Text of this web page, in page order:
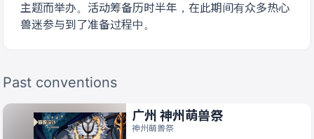
主题而举办。活动筹备历时半年，在此期间有众多热心
兽迷参与到了准备过程中。
Past conventions
广州 神州萌兽祭
神州萌兽祭